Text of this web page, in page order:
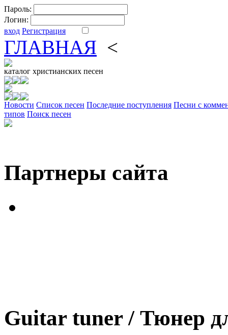
Пароль:
Логин:
вход Регистрация
ГЛАВНАЯ <
каталог христианских песен
Новости Cписок песен Последние поступления Песни с
типов Поиск песен
Партнеры сайта
Guitar tuner / Тюнер